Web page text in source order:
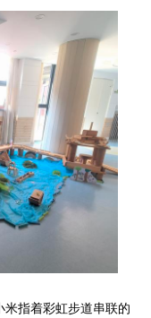
指着彩虹步道串联的